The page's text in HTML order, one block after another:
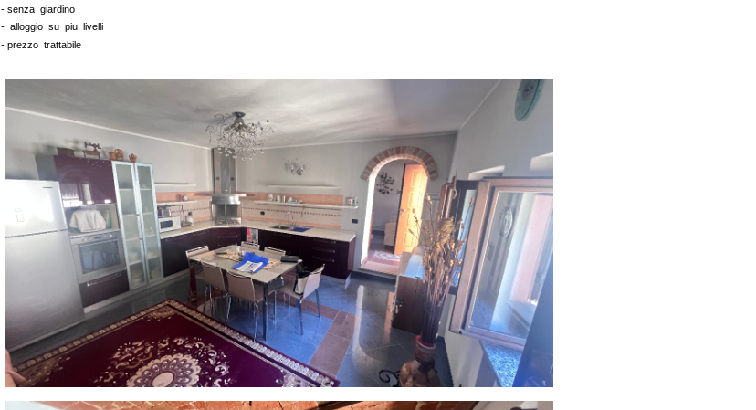
- senza giardino
- alloggio su piu livelli
- prezzo trattabile